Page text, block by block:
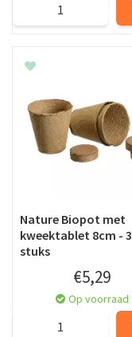
Nature Biopot met
kweektablet 8cm - 3
stuks
€5,29
Op voorraad